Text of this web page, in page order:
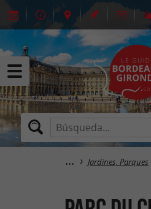
Jardines, Parques